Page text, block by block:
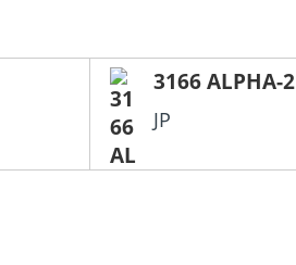
3166 ALPHA-2
JP